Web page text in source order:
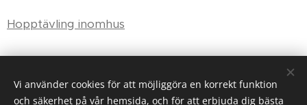
Hopptävling inomhus
Karby Ridanläggning drivs av Ryttarcenter i Täby AB på
Vi använder cookies för att möjliggöra en korrekt funktion
och säkerhet på vår hemsida, och för att erbjuda dig bästa